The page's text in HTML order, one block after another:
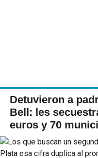
Detuvieron a
Bell: les
euros y 70